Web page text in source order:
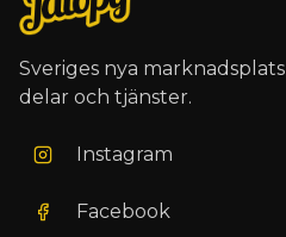
Sveriges nya
delar och tjänster.
Instagram
Facebook